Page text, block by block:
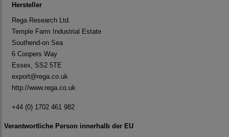
Hersteller
Rega Research Ltd.
Temple Farm Industrial Estate
Southend-on Sea
6 Coopers Way
Essex, SS2 5TE
export@rega.co.uk
http://www.rega.co.uk
+44 (0) 1702 461 982
Verantwortliche Person innerhalb der EU